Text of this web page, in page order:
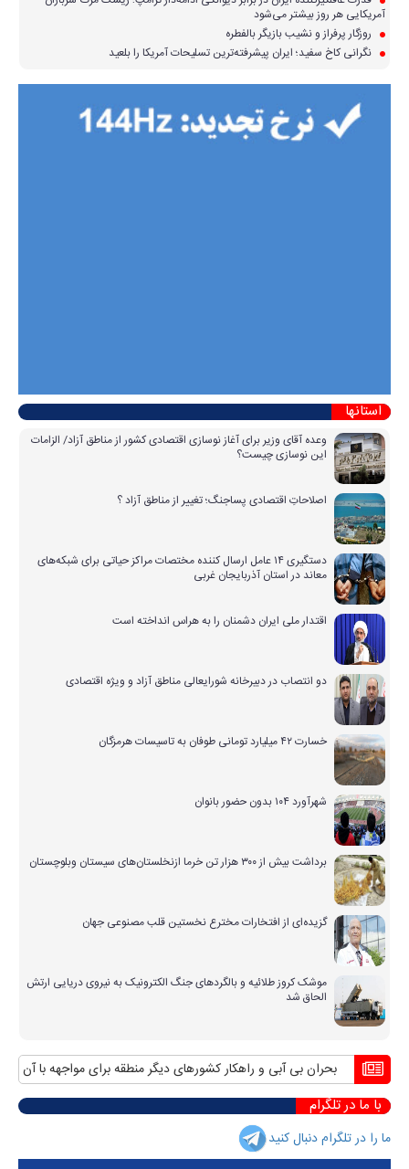
آمریکایی هر روز بیشتر می‌شود
روزگار پرفراز و نشیب بازیگر بالفطره
نگرانی کاخ سفید؛ ایران پیشرفته‌ترین تسلیحات آمریکا را بلعید
استانها
وعده آقای وزیر برای آغاز نوسازی اقتصادی کشور از مناطق آزاد/ الزامات
این نوسازی چیست؟
اصلاحاتِ اقتصادی پساجنگ؛ تغییر از مناطق آزاد ؟
دستگیری ۱۴ عامل ارسال کننده مختصات مراکز حیاتی برای شبکه‌های
معاند در استان آذربایجان غربی
اقتدار ملی ایران دشمنان را به هراس انداخته است
دو انتصاب در دبیرخانه شورایعالی مناطق آزاد و ویژه اقتصادی
خسارت ۴۲ میلیارد تومانی طوفان به تاسیسات هرمزگان
شهرآورد ۱۰۴ بدون حضور بانوان
برداشت بیش از ۳۰۰ هزار تن خرما ازنخلستان‌های سیستان وبلوچستان
گزیده‌ای از افتخارات مخترع نخستین قلب مصنوعی جهان
موشک کروز طلائیه و بالگردهای جنگ الکترونیک به نیروی دریایی ارتش
الحاق شد
بحران بی آبی و راهکار کشورهای دیگر منطقه برای مواجهه با آن منافع
با ما در تلگرام
ما را در تلگرام دنبال کنید